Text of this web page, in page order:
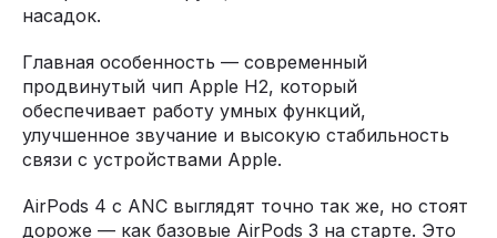
насадок.
Главная особенность — современный
продвинутый чип Apple H2, который
обеспечивает работу умных функций,
улучшенное звучание и высокую стабильность
связи с устройствами Apple.
AirPods 4 c ANC выглядят точно так же, но стоят
дороже — как базовые AirPods 3 на старте. Это